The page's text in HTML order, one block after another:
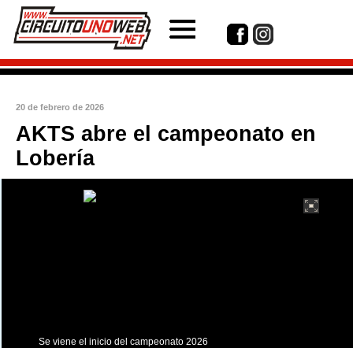
20 de febrero de 2026
AKTS abre el campeonato en
Lobería
Se viene el inicio del campeonato 2026